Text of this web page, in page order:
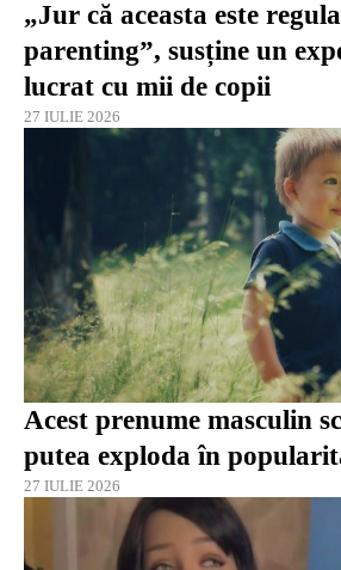
„Jur că aceasta este
parenting”, susține un
lucrat cu mii de copii
27 IULIE 2026
Acest prenume masculin
putea exploda în
27 IULIE 2026